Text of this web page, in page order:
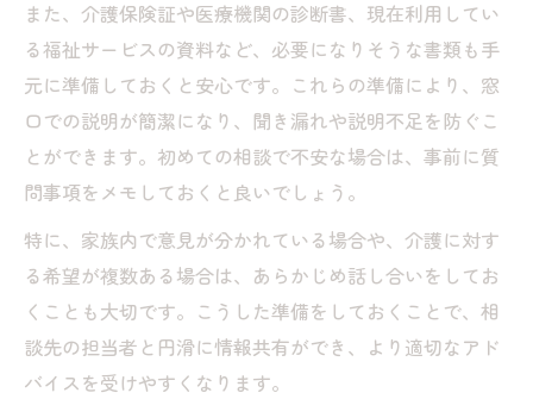
また、介護保険証や医療機関の診断書、現在利用してい
る福祉サービスの資料など、必要になりそうな書類も手
元に準備しておくと安心です。これらの準備により、窓
口での説明が簡潔になり、聞き漏れや説明不足を防ぐこ
とができます。初めての相談で不安な場合は、事前に質
問事項をメモしておくと良いでしょう。
特に、家族内で意見が分かれている場合や、介護に対す
る希望が複数ある場合は、あらかじめ話し合いをしてお
くことも大切です。こうした準備をしておくことで、相
談先の担当者と円滑に情報共有ができ、より適切なアド
バイスを受けやすくなります。